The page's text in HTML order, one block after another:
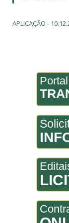
APLICAÇÃO -